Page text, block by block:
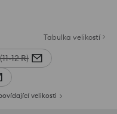
Tabulka velikostí
12 R)
velikosti